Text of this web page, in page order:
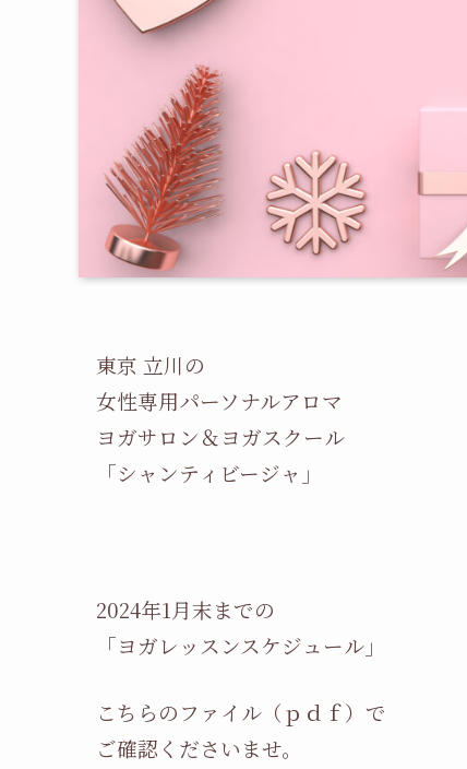
東京 立川の
女性専用パーソナルアロマ
ヨガサロン＆ヨガスクール
「シャンティビージャ」
2024年1月末までの
「ヨガレッスンスケジュール」
こちらのファイル（ｐｄｆ）で
ご確認くださいませ。